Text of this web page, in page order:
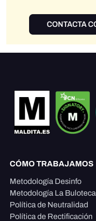
CÓMO TRABAJAMOS
Metodología Desinfo
Metodología La Buloteca
Política de Neutralidad
Política de Rectificación